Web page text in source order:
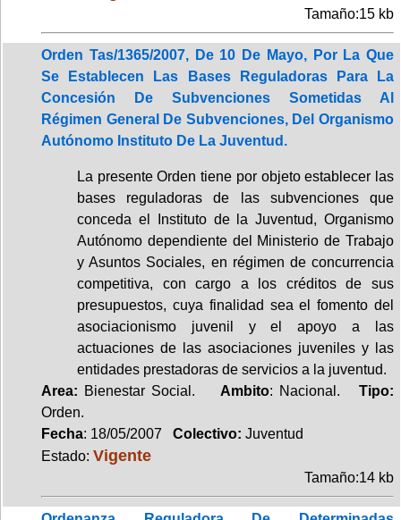
Tamaño:15 kb
Orden Tas/1365/2007, De 10 De Mayo, Por La Que
Se Establecen Las Bases Reguladoras Para La
Concesión De Subvenciones Sometidas Al
Régimen General De Subvenciones, Del Organismo
Autónomo Instituto De La Juventud.
La presente Orden tiene por objeto establecer las
bases reguladoras de las subvenciones que
conceda el Instituto de la Juventud, Organismo
Autónomo dependiente del Ministerio de Trabajo
y Asuntos Sociales, en régimen de concurrencia
competitiva, con cargo a los créditos de sus
presupuestos, cuya finalidad sea el fomento del
asociacionismo juvenil y el apoyo a las
actuaciones de las asociaciones juveniles y las
entidades prestadoras de servicios a la juventud.
Area: Bienestar Social. Ambito: Nacional. Tipo:
Orden.
Fecha: 18/05/2007 Colectivo: Juventud
Estado: Vigente
Tamaño:14 kb